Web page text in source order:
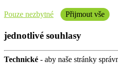
Pouze nezbytné Přijmout vše
jednotlivé souhlasy
Technické - aby naše stránky